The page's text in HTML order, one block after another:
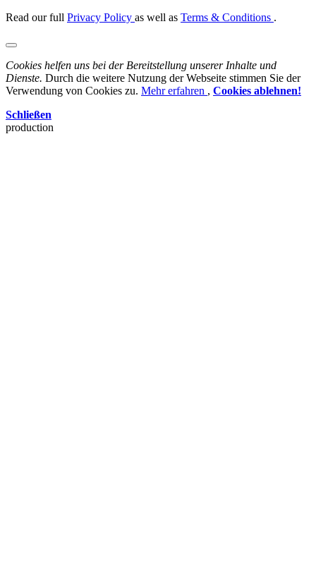
Read our full Privacy Policy as well as Terms & Conditions .
Cookies helfen uns bei der Bereitstellung unserer Inhalte und
Dienste. Durch die weitere Nutzung der Webseite stimmen Sie der
Verwendung von Cookies zu. Mehr erfahren , Cookies ablehnen!
Schließen
production